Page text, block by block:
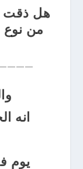
هل ذقت
من
انه
يوم